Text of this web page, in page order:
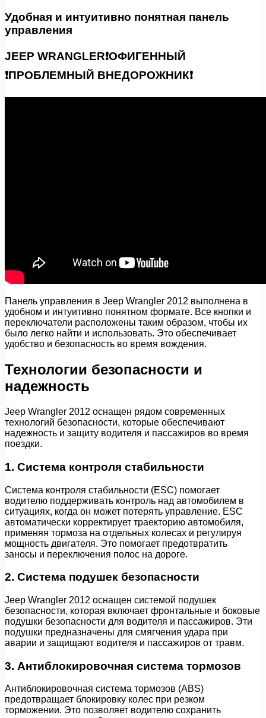
Удобная и интуитивно понятная панель
управления
JEEP WRANGLER❗️ОФИГЕННЫЙ
❗️ПРОБЛЕМНЫЙ ВНЕДОРОЖНИК❗️
Панель управления в Jeep Wrangler 2012 выполнена в
удобном и интуитивно понятном формате. Все кнопки и
переключатели расположены таким образом, чтобы их
было легко найти и использовать. Это обеспечивает
удобство и безопасность во время вождения.
Технологии безопасности и
надежность
Jeep Wrangler 2012 оснащен рядом современных
технологий безопасности, которые обеспечивают
надежность и защиту водителя и пассажиров во время
поездки.
1. Система контроля стабильности
Система контроля стабильности (ESC) помогает
водителю поддерживать контроль над автомобилем в
ситуациях, когда он может потерять управление. ESC
автоматически корректирует траекторию автомобиля,
применяя тормоза на отдельных колесах и регулируя
мощность двигателя. Это помогает предотвратить
заносы и переключения полос на дороге.
2. Система подушек безопасности
Jeep Wrangler 2012 оснащен системой подушек
безопасности, которая включает фронтальные и боковые
подушки безопасности для водителя и пассажиров. Эти
подушки предназначены для смягчения удара при
аварии и защищают водителя и пассажиров от травм.
3. Антиблокировочная система тормозов
Антиблокировочная система тормозов (ABS)
предотвращает блокировку колес при резком
торможении. Это позволяет водителю сохранить